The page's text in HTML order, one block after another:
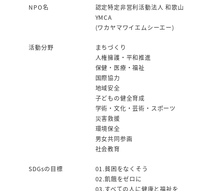
NPO名
認定特定非営利活動法人 和歌山
YMCA
(ワカヤマワイエムシーエー)
活動分野
まちづくり
人権擁護・平和推進
保健・医療・福祉
国際協力
地域安全
子どもの健全育成
学術・文化・芸術・スポーツ
災害救援
環境保全
男女共同参画
社会教育
SDGsの目標
01.貧困をなくそう
02.飢餓をゼロに
03.すべての人に健康と福祉を